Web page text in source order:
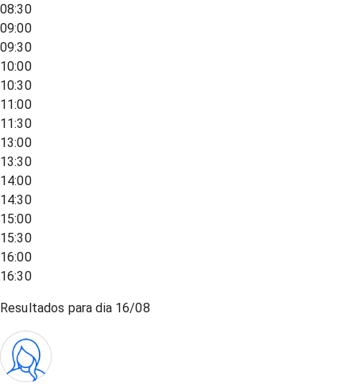
08:30
09:00
09:30
10:00
10:30
11:00
11:30
13:00
13:30
14:00
14:30
15:00
15:30
16:00
16:30
Resultados para dia 16/08